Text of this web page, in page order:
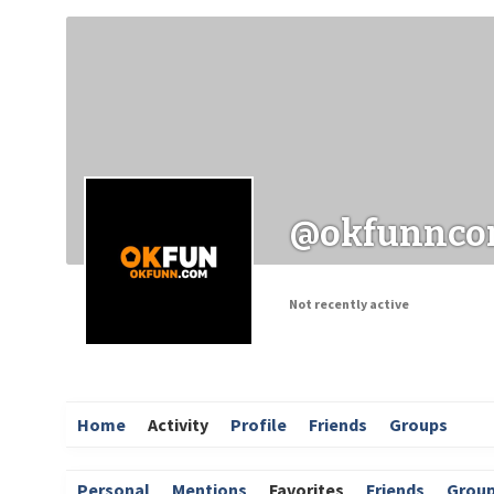
Заходи
Not recently active
Home Activity Profile Friends Groups
Personal Mentions Favorites Friends